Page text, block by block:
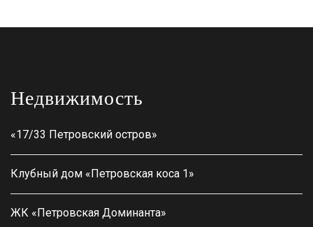
Недвижимость
«17/33 Петровский остров»
Клубный дом «Петровская коса 1»
ЖК «Петровская Доминанта»